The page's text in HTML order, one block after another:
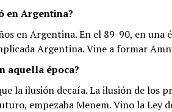
en Argentina?
en Argentina. En el 89-90, en una
Argentina. Vine a formar
aquella época?
la ilusión decaía. La ilusión de los
empezaba Menem. Vino la Ley